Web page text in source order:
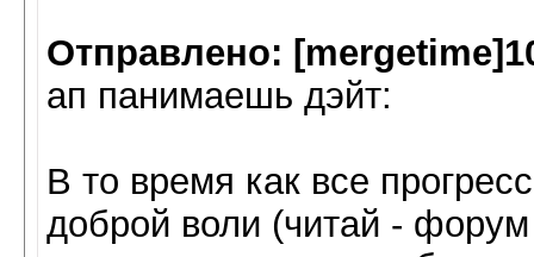
Отправлено:
ап панимаешь дэйт:
В то время как все
доброй воли (читай -